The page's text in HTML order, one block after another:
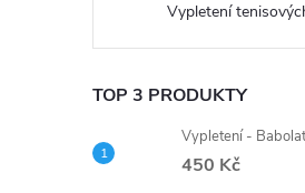
e
l
Vypletení
TOP 3 PRODUKTY
Vypletení -
450 Kč